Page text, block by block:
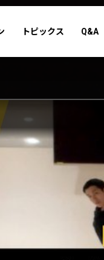
トピックス Q&A